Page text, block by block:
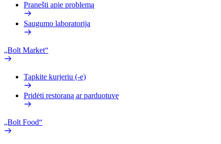
Pranešti apie problemą
Saugumo laboratorija
„Bolt Market“
Tapkite kurjeriu (-e)
Pridėti restoraną ar parduotuvę
„Bolt Food“